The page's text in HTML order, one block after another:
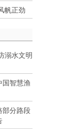
帆正劲
溺水文明
智慧渔
部分路段